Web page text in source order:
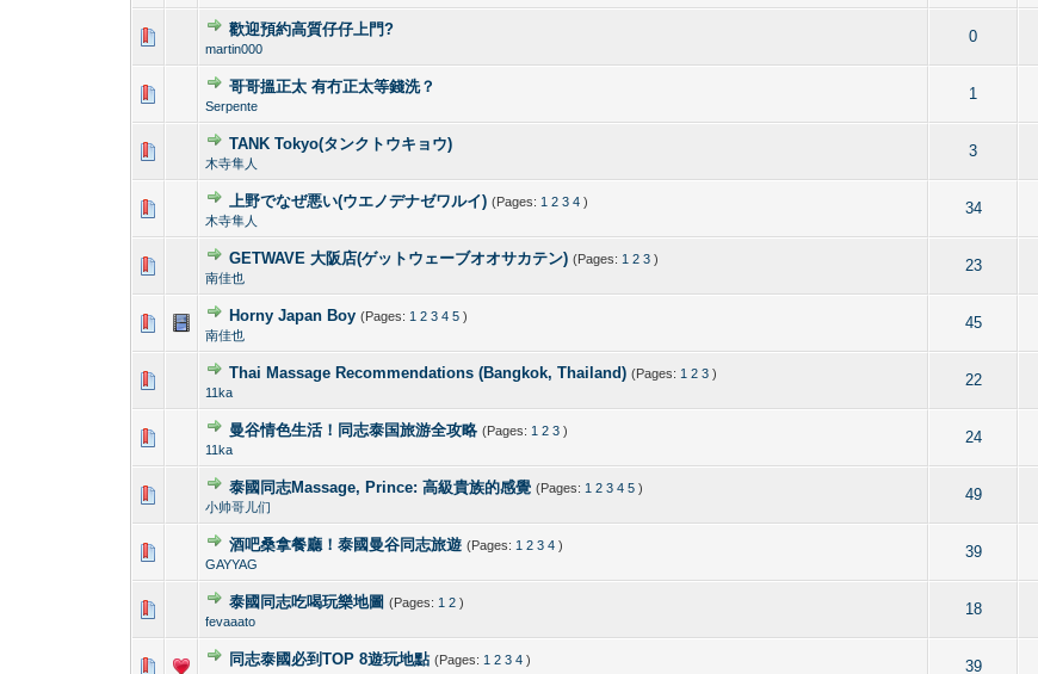
歡迎預約高質仔仔上門?
martin000
0
哥哥搵正太 有冇正太等錢洗？
Serpente
1
1 Vote(s) - 1 out of 5 in Average
TANK Tokyo(タンクトウキョウ)
木寺隼人
3
0 Vote(s) - 0 out of 5 in Average
上野でなぜ悪い(ウエノデナゼワルイ) (Pages: 1 2 3 4 )
木寺隼人
34
0 Vote(s) - 0 out of 5 in Average
123 4 5
GETWAVE 大阪店(ゲットウェーブオオサカテン) (Pages: 1 2 3 )
南佳也
23
0 Vote(s) - 0 out of 5 in Average
1 2 345
Horny Japan Boy (Pages: 1 2 3 4 5 )
南佳也
45
0 Vote(s) - 0 out of 5 in Average
Thai Massage Recommendations (Bangkok, Thailand) (Pages: 1 2 3 )
11ka
22
0 Vote(s) - 0 out of 5 in Average
123 5
曼谷情色生活！同志泰国旅游全攻略 (Pages: 1 2 3 )
11ka
24
0 Vote(s) - 0 out of 5 in Average
12 3 4 5
泰國同志Massage, Prince: 高級貴族的感覺 (Pages: 1 2 3 4 5 )
小帅哥儿们
49
0 Vote(s) - 0 out of 5 in Average
1 2345
酒吧桑拿餐廳！泰國曼谷同志旅遊 (Pages: 1 2 3 4 )
GAYYAG
39
0 Vote(s) - 0 out of 5 in Average
12345
泰國同志吃喝玩樂地圖 (Pages: 1 2 )
fevaaato
18
0 Vote(s) - 0 out of 5 in Average
同志泰國必到TOP 8遊玩地點 (Pages: 1 2 3 4 )
39
0 Vote(s) - 0 out of 5 in Average
1